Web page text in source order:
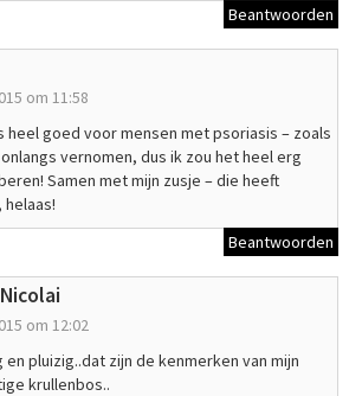
Beantwoorden
om 11:58
heel goed voor mensen met psoriasis – zoals
vernomen, dus ik zou het heel erg
Samen met mijn zusje – die heeft
Beantwoorden
om 12:02
en pluizig..dat zijn de kenmerken van mijn
krullenbos..